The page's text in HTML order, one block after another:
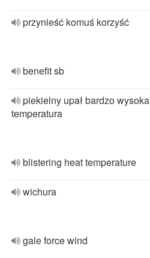
przynieść komuś korzyść
benefit sb
piekielny upał bardzo wysoka
temperatura
blistering heat temperature
wichura
gale force wind